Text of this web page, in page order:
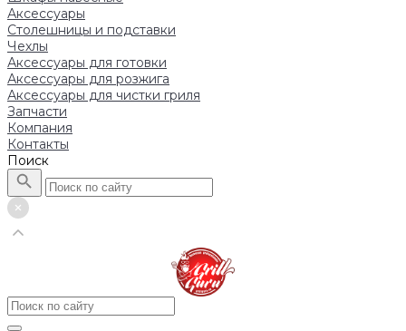
Аксессуары
Столешницы и подставки
Чехлы
Аксессуары для готовки
Аксессуары для розжига
Аксессуары для чистки гриля
Запчасти
Компания
Контакты
Поиск